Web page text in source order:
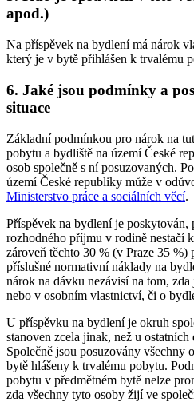
apod.)
Na příspěvek na bydlení má nárok
který je v bytě přihlášen k trvalému
6. Jaké jsou podmínky a
situace
Základní podmínkou pro nárok na
pobytu a bydliště na území České
osob společně s ní posuzovaných.
území České republiky může v
Ministerstvo práce a sociálních věcí.
Příspěvek na bydlení je
rozhodného příjmu v rodině nestačí
zároveň těchto 30 % (v Praze 35
příslušné normativní náklady na
nárok na dávku nezávisí na tom,
nebo v osobním vlastnictví, či o
U příspěvku na bydlení je okruh
stanoven zcela jinak, než u
Společně jsou posuzovány všechny
bytě hlášeny k trvalému pobytu.
pobytu v předmětném bytě nelze
zda všechny tyto osoby žijí ve